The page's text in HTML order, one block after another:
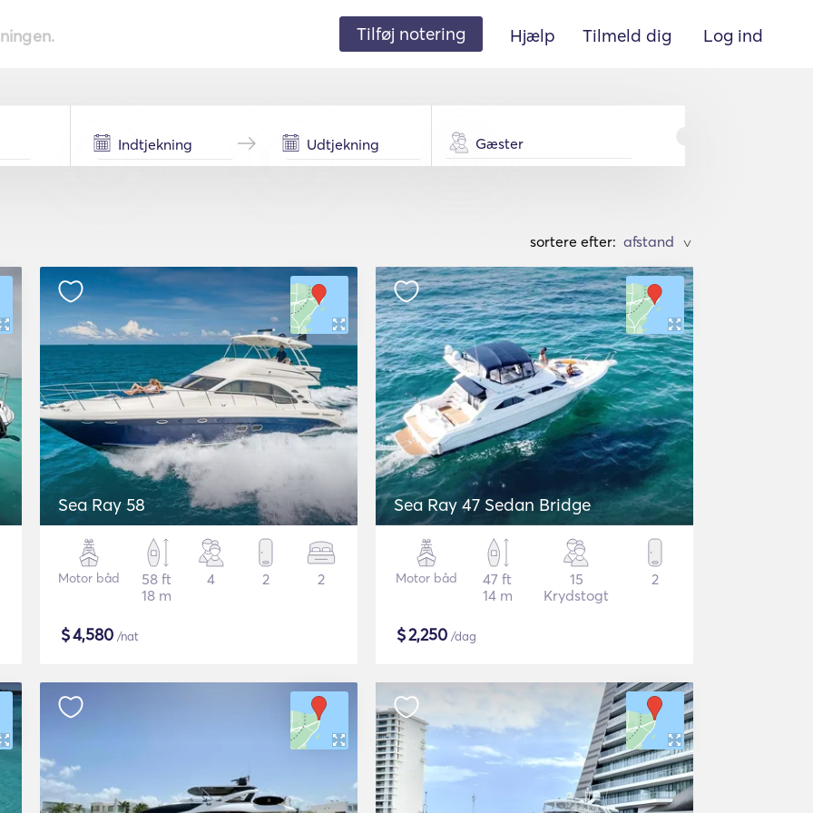
Tilføj notering Hjælp Tilmeld dig Log ind
Gæster
sortere efter: >
Sea Ray 58
Motor båd
58 ft
18 m
4 2 2
$4,580 /nat
Sea Ray 47 Sedan Bridge
Motor båd
47 ft
14 m
15
Krydstogt
2
$2,250 /dag